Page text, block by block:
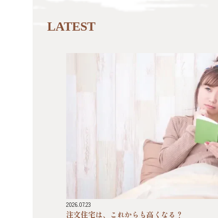
LATEST
2026.07.23
注文住宅は、これからも高くなる？